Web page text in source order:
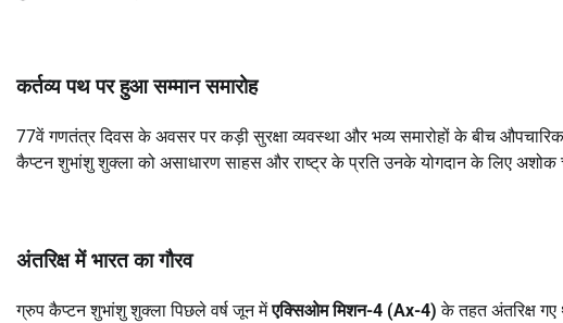
कर्तव्य पथ पर हुआ सम्मान समारोह
77वें गणतंत्र दिवस के अवसर पर कड़ी सुरक्षा व्यवस्था और भव्य समारोहों के बीच औपचारिक
कैप्टन शुभांशु शुक्ला को असाधारण साहस और राष्ट्र के प्रति उनके योगदान के लिए अशोक
अंतरिक्ष में भारत का गौरव
ग्रुप कैप्टन शुभांशु शुक्ला पिछले वर्ष जून मेंएक्सिओम मिशन-4 (Ax-4) के तहत अंतरिक्ष